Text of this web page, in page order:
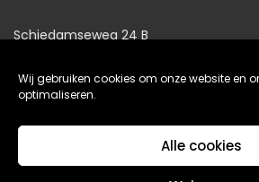
Wij gebruiken cookies om onze website en
optimaliseren.
Alle cookies
Schiedamseweg 24 B
Nederland
KvK: 81064705